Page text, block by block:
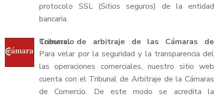
protocolo SSL (Sitios seguros) de la entidad
bancaria.
Tribunal de arbitraje de las Cámaras de Comercio
Para velar por la seguridad y la transparencia del
las operaciones comerciales, nuestro sitio web
cuenta con el Tribunal de Arbitraje de la Cámaras
de Comercio. De este modo se acredita la